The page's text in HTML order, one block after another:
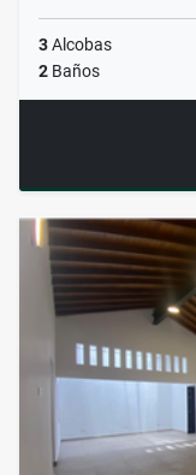
3Alcobas
2 Baños